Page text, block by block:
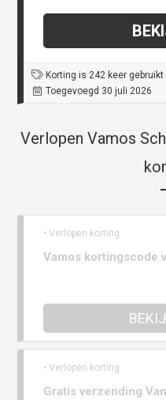
Korting is 242 keer gebruikt
Toegevoegd 30 juli 2026
Verlopen Vamos
• Verlopen korting
Vamos kortingscode
• Verlopen korting
Gratis verzending